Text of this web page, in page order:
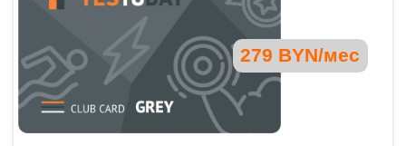
279 BYN/мес